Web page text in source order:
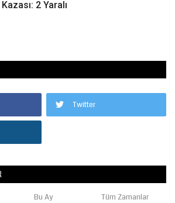
2 Yaralı
Twitter
Bu Ay Tüm Zamanlar